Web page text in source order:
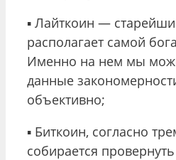
▪️ Лайткоин —
располагает самой
Именно на нем мы
данные
объективно;
▪️ Биткоин, согласно
собирается